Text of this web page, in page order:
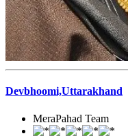
Devbhoomi,Uttarakhand
MeraPahad Team